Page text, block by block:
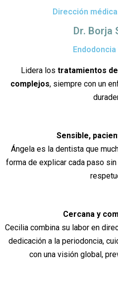
Dirección
Dr. Borja
Lidera los tratamientos
complejos, siempre con un
Sensible,
Ángela es la dentista que
forma de explicar cada paso
Cercana y
Cecilia combina su labor en
dedicación a la periodoncia,
con una visión global,